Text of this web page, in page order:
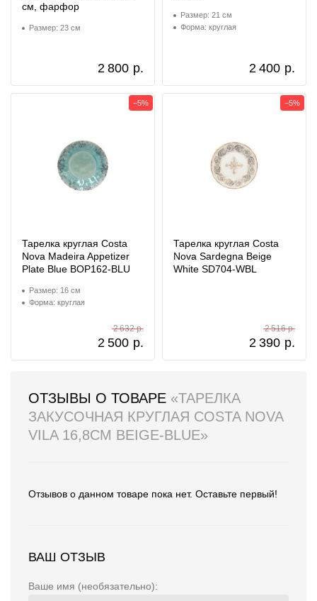
см, фарфор
Размер: 23 см
2 800 р.
Размер: 21 см
Форма: круглая
2 400 р.
Тарелка круглая Costa
Nova Madeira Appetizer
Plate Blue BOP162-BLU
Размер: 16 см
Форма: круглая
2 500 р.
2 632 р.
−5%
Тарелка круглая Costa
Nova Sardegna Beige
White SD704-WBL
2 390 р.
2 516 р.
−5%
ОТЗЫВЫ О ТОВАРЕ «ТАРЕЛКА
ЗАКУСОЧНАЯ КРУГЛАЯ COSTA NOVA
VILA 16,8СМ BEIGE-BLUE»
Отзывов о данном товаре пока нет. Оставьте первый!
ВАШ ОТЗЫВ
Ваше имя (необязательно):